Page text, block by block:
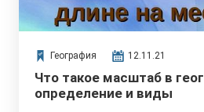
География 12.11.21
Что такое масштаб в
определение и виды